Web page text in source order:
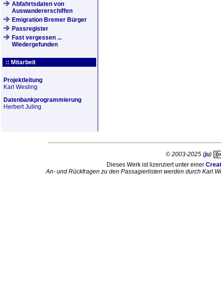
Abfahrtsdaten von
Auswandererschiffen
Emigration Bremer Bürger
Passregister
Fast vergessen ...
Wiedergefunden
:: Mitarbeit
Projektleitung
Karl Wesling
Datenbankprogrammierung
Herbert Juling
© 2003-2025 (ju)
Dieses Werk ist lizenziert unter einer
An- und Rückfragen zu den Passagierlisten werden durch Karl